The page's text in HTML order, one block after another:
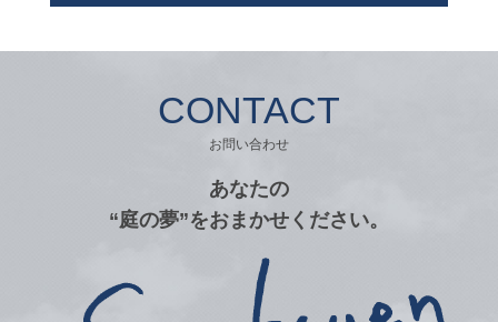
CONTACT
お問い合わせ
あなたの
“庭の夢”をおまかせください。